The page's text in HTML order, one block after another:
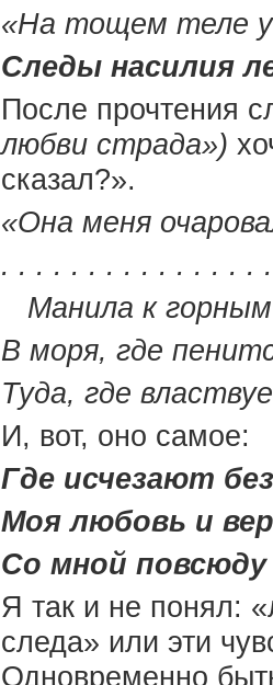
«На тощем теле у
Следы насилия
После прочтения
любви страда»)
сказал?».
«Она меня
. . . . . . . . . . . . . . .
Манила к
В моря, где
Туда, где
И, вот, оно самое:
Где исчезают
Моя любовь и
Со мной повсюду
Я так и не понял:
следа» или эти
Одновременно